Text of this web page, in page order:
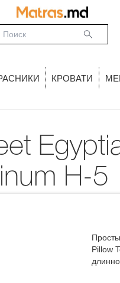
КРОВАТИ
H-5
Pillow